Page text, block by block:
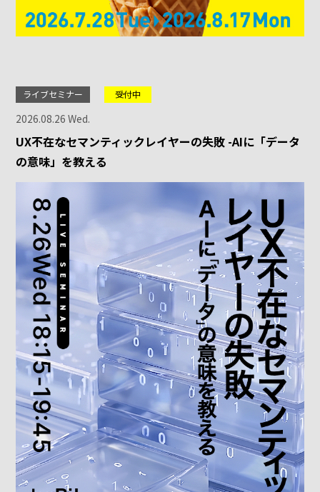
ライブセミナー 受付中
2026.08.26 Wed.
UX不在なセマンティックレイヤーの失敗 -AIに「データ
の意味」を教える